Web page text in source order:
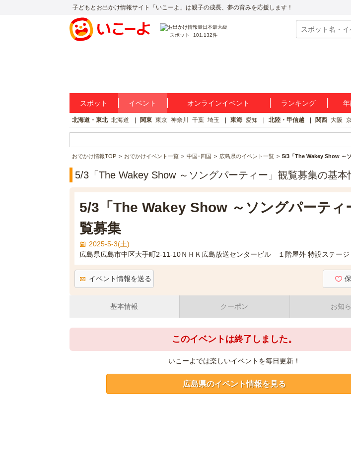
子どもとお出かけ情報サイト「いこーよ」は親子の成長、夢の育みを応援します！
スポット 101,132件
スポット イベント オンラインイベント ランキング
北海道・東北 北海道 関東 東京 神奈川 千葉 埼玉 東海 愛知 北陸・甲信越 関西 大阪
おでかけ情報TOP おでかけイベント一覧 中国･四国 広島県のイベント一覧 5/3「The Wakey Show ～
5/3「The Wakey Show ～ソングパーティー」観覧募集の基本
5/3「The Wakey Show ～ソングパーティ
覧募集
2025-5-3(土)
広島県広島市中区大手町2-11-10ＮＨＫ広島放送センタービル １階屋外 特設ステージ
イベント情報を送る
基本情報 クーポン お知
このイベントは終了しました。
いこーよでは楽しいイベントを毎日更新！
広島県のイベント情報を見る